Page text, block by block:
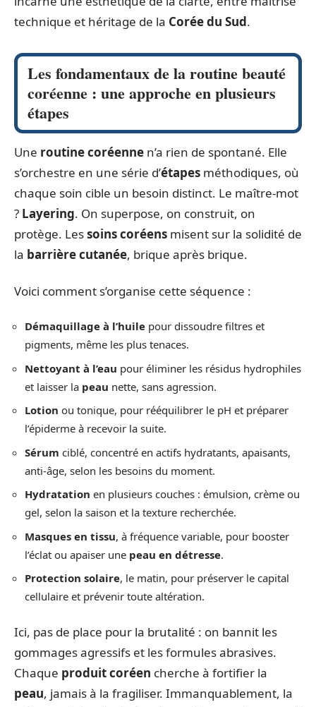
technique et héritage de la Corée du Sud.
Les fondamentaux de la routine beauté
coréenne : une approche en plusieurs
étapes
Une routine coréenne n’a rien de spontané. Elle
s’orchestre en une série d’étapes méthodiques, où
chaque soin cible un besoin distinct. Le maître-mot
? Layering. On superpose, on construit, on
protège. Lessoins coréens misent sur la solidité de
la barrière cutanée, brique après brique.
Voici comment s’organise cette séquence :
Démaquillage à l’huile pour dissoudre filtres et
pigments, même les plus tenaces.
Nettoyant à l’eau pour éliminer les résidus hydrophiles
et laisser la peau nette, sans agression.
Lotion ou tonique, pour rééquilibrer le pH et préparer
l’épiderme à recevoir la suite.
Sérum ciblé, concentré en actifs hydratants, apaisants,
anti-âge, selon les besoins du moment.
Hydratation en plusieurs couches : émulsion, crème ou
gel, selon la saison et la texture recherchée.
Masques en tissu, à fréquence variable, pour booster
l’éclat ou apaiser une peau en détresse.
Protection solaire, le matin, pour préserver le capital
cellulaire et prévenir toute altération.
Ici, pas de place pour la brutalité : on bannit les
gommages agressifs et les formules abrasives.
Chaque produit coréen cherche à fortifier la
peau, jamais à la fragiliser. Immanquablement, la